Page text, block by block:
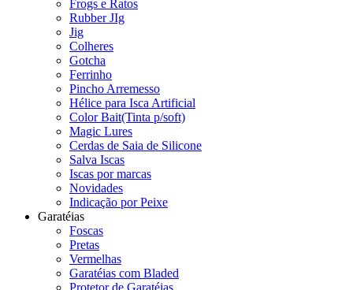
Frogs e Ratos
Rubber JIg
Jig
Colheres
Gotcha
Ferrinho
Pincho Arremesso
Hélice para Isca Artificial
Color Bait(Tinta p/soft)
Magic Lures
Cerdas de Saia de Silicone
Salva Iscas
Iscas por marcas
Novidades
Indicação por Peixe
Garatéias
Foscas
Pretas
Vermelhas
Garatéias com Bladed
Protetor de Garatéias